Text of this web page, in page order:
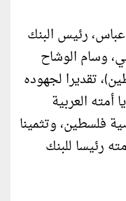
رئيس البنك
وسام الوشاح
تقديرا لجهوده
العربية
فلسطين، وتثمينا
رئيسا للبنك